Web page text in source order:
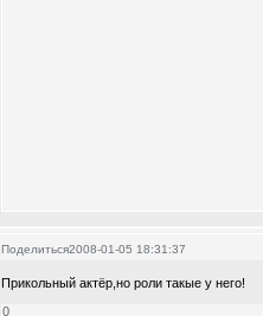
Поделиться2008-01-05 18:31:37
Прикольный актёр,но роли такые у него!
0